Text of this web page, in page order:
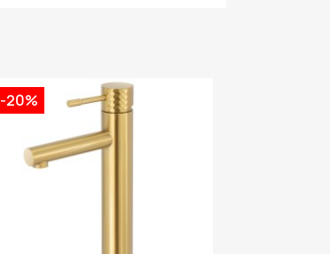
-20%